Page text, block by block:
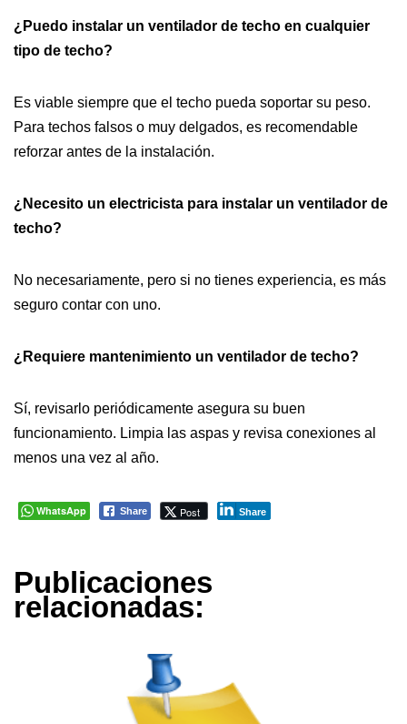
¿Puedo instalar un ventilador de techo en cualquier
tipo de techo?
Es viable siempre que el techo pueda soportar su peso.
Para techos falsos o muy delgados, es recomendable
reforzar antes de la instalación.
¿Necesito un electricista para instalar un ventilador de
techo?
No necesariamente, pero si no tienes experiencia, es más
seguro contar con uno.
¿Requiere mantenimiento un ventilador de techo?
Sí, revisarlo periódicamente asegura su buen
funcionamiento. Limpia las aspas y revisa conexiones al
menos una vez al año.
WhatsApp Share Post Share
Publicaciones
relacionadas: